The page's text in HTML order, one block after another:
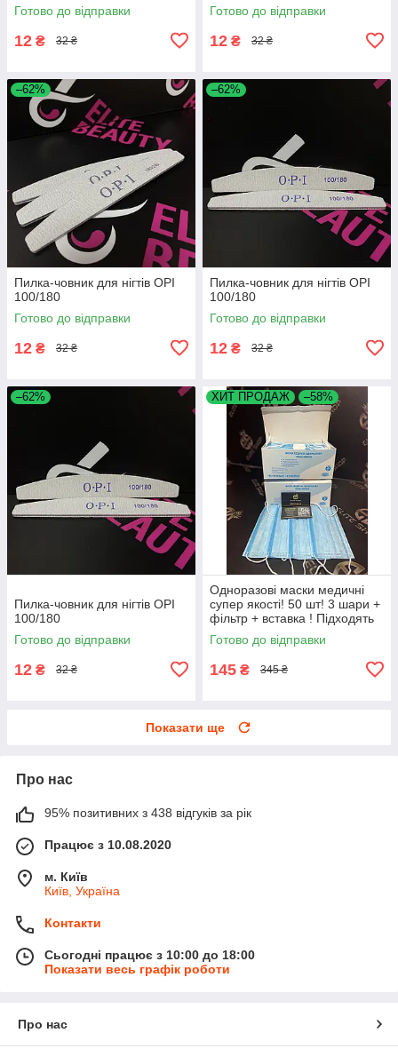
Готово до відправки
12 ₴ 32 ₴
Готово до відправки
12 ₴ 32 ₴
–62%
Пилка-човник для нігтів OPI
100/180
Готово до відправки
12 ₴ 32 ₴
–62%
Пилка-човник для нігтів OPI
100/180
Готово до відправки
12 ₴ 32 ₴
–62%
Пилка-човник для нігтів OPI
100/180
Готово до відправки
12 ₴ 32 ₴
ХИТ ПРОДАЖ –58%
Одноразові маски медичні
супер якості! 50 шт! 3 шари +
фільтр + вставка ! Підходять
дітям для школи!
Готово до відправки
145 ₴ 345 ₴
Показати ще
Про нас
95% позитивних з 438 відгуків за рік
Працює з 10.08.2020
м. Київ
Київ, Україна
Контакти
Сьогодні працює з 10:00 до 18:00
Показати весь графік роботи
Про нас